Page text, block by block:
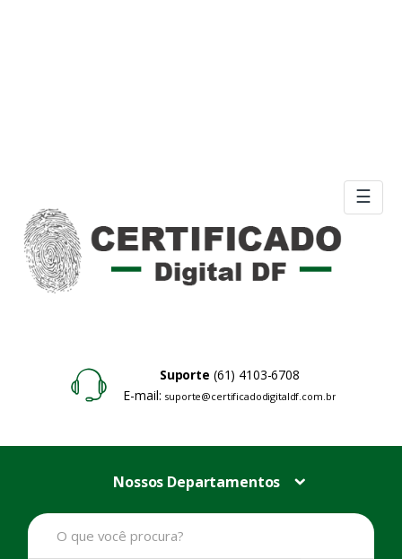
☰
Suporte (61) 4103-6708
E-mail: suporte@certificadodigitaldf.com.br
Nossos Departamentos
B
u